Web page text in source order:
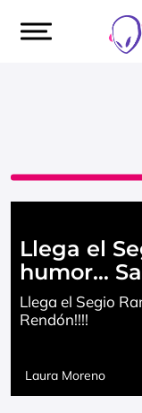
Llega el
humor…
Llega el Segio
Rendón!!!!
Laura Moreno